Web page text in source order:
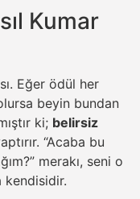
Kumar
Eğer ödül her
beyin bundan
ki; belirsiz
“Acaba bu
merakı, seni o